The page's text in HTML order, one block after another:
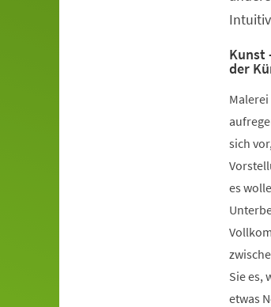
Kunst
der
sich
es
Sie es,
etwas